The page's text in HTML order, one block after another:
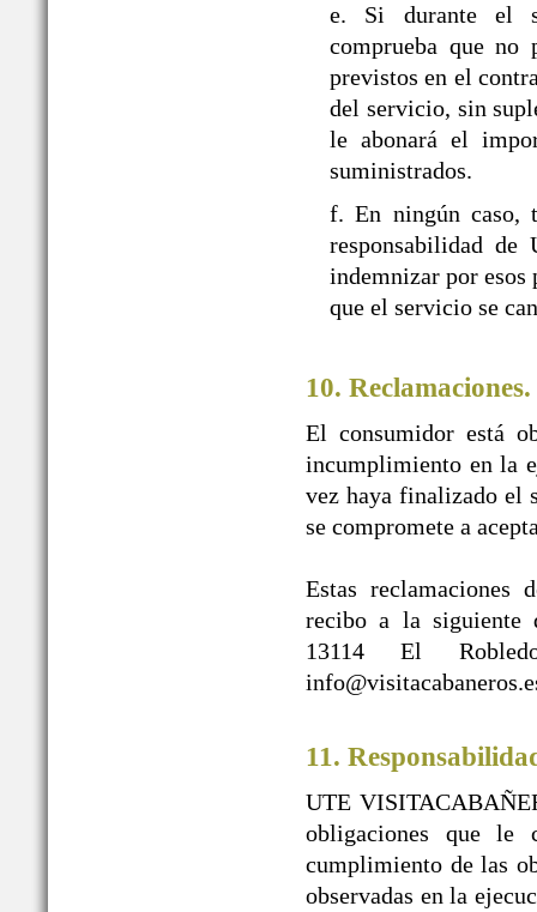
e. Si durante el
comprueba que no
previstos en el
del servicio, sin
le abonará el
suministrados.
f. En ningún caso,
responsabilidad de
indemnizar por esos
que el servicio se
10. Reclamaciones.
El consumidor está
incumplimiento en la
vez haya finalizado el
se compromete a
Estas reclamaciones
recibo a la siguiente
13114 El
11.
UTE
obligaciones que le
cumplimiento de las
observadas en la